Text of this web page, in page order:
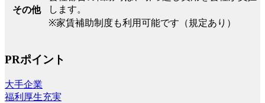
その他
します。
※家賃補助制度も利用可能です（規定あり）
PRポイント
大手企業
福利厚生充実